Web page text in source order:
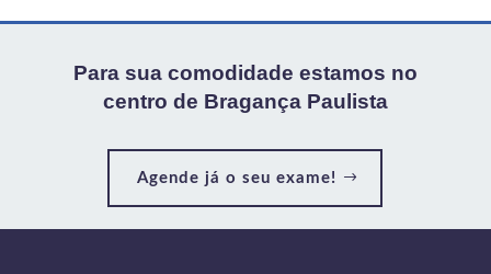
Para sua comodidade estamos no
centro de Bragança Paulista
Agende já o seu exame!